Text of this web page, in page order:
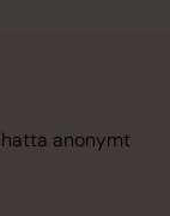
anonymt